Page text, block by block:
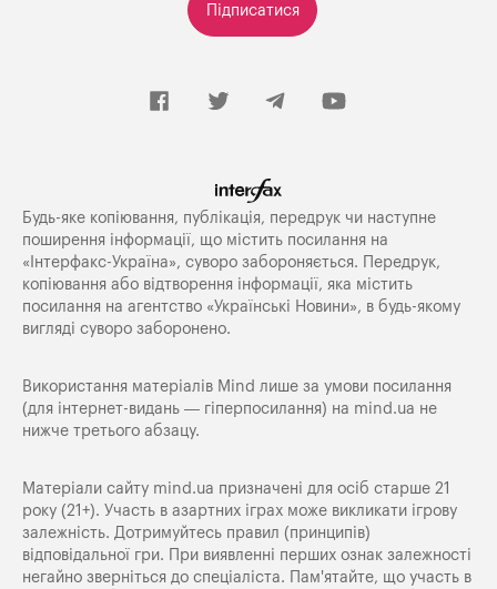
Підписатися
Будь-яке копiювання, публiкацiя, передрук чи наступне
поширення iнформацiї, що мiстить посилання на
«Iнтерфакс-Україна», суворо забороняється. Передрук,
копіювання або відтворення інформації, яка містить
посилання на агентство «Українські Новини», в будь-якому
вигляді суворо заборонено.
Використання матеріалів Mind лише за умови посилання
(для інтернет-видань — гіперпосилання) на mind.ua не
нижче третього абзацу.
Матеріали сайту mind.ua призначені для осіб старше 21
року (21+). Участь в азартних іграх може викликати ігрову
залежність. Дотримуйтесь правил (принципів)
відповідальної гри. При виявленні перших ознак залежності
негайно зверніться до спеціаліста. Пам'ятайте, що участь в